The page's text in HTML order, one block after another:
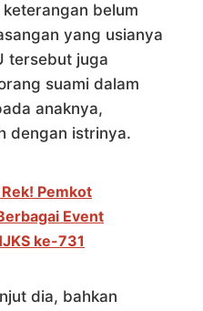
belum
yang usianya
tersebut juga
suami dalam
anaknya,
dengan istrinya.
Pemkot
Event
ke-731
dia, bahkan